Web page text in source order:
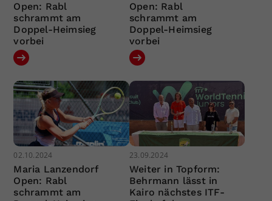
Open: Rabl
schrammt am
Doppel-Heimsieg
vorbei
Open: Rabl
schrammt am
Doppel-Heimsieg
vorbei
02.10.2024
Maria Lanzendorf
Open: Rabl
schrammt am
23.09.2024
Weiter in Topform:
Behrmann lässt in
Kairo nächstes ITF-